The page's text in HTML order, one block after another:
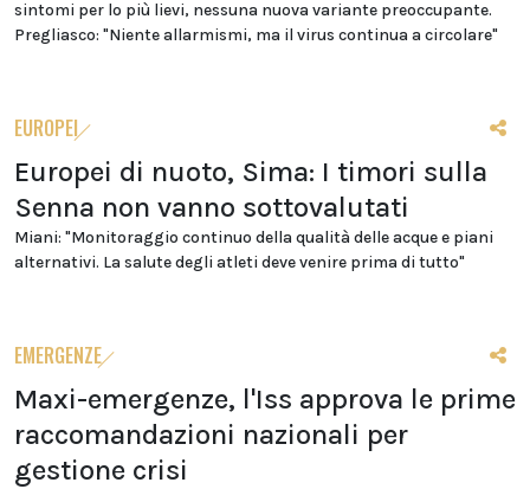
sintomi per lo più lievi, nessuna nuova variante preoccupante.
Pregliasco: "Niente allarmismi, ma il virus continua a circolare"
EUROPEI
Europei di nuoto, Sima: I timori sulla
Senna non vanno sottovalutati
Miani: "Monitoraggio continuo della qualità delle acque e piani
alternativi. La salute degli atleti deve venire prima di tutto"
EMERGENZE
Maxi-emergenze, l'Iss approva le prime
raccomandazioni nazionali per
gestione crisi